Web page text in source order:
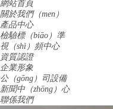
網站首頁
關於我們（men）
產品中心
檢驗標（biāo）準
視（shì）頻中心
資質認證
企業形象
公（gōng）司設備
新聞中（zhōng）心
聯係我們